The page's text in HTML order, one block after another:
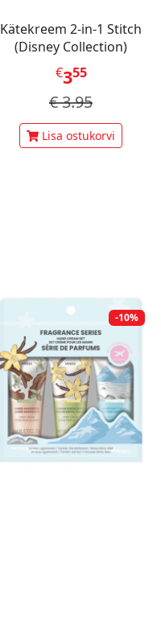
Kätekreem 2-in-1 Stitch
(Disney Collection)
€355
€3.95
Lisa ostukorvi
-10%